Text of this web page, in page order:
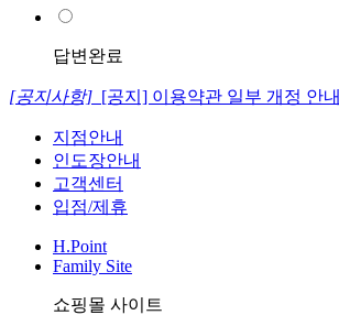
답변완료
[공지사항] [공지] 이용약관 일부 개정 안내
지점안내
인도장안내
고객센터
입점/제휴
H.Point
Family Site
쇼핑몰 사이트